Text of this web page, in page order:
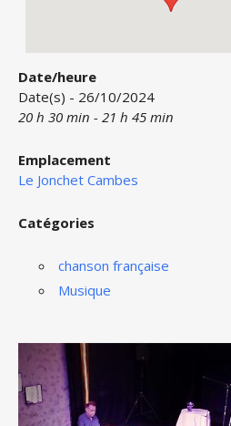
Date/heure
Date(s) - 26/10/2024
20 h 30 min - 21 h 45 min
Emplacement
Le Jonchet Cambes
Catégories
chanson française
Musique